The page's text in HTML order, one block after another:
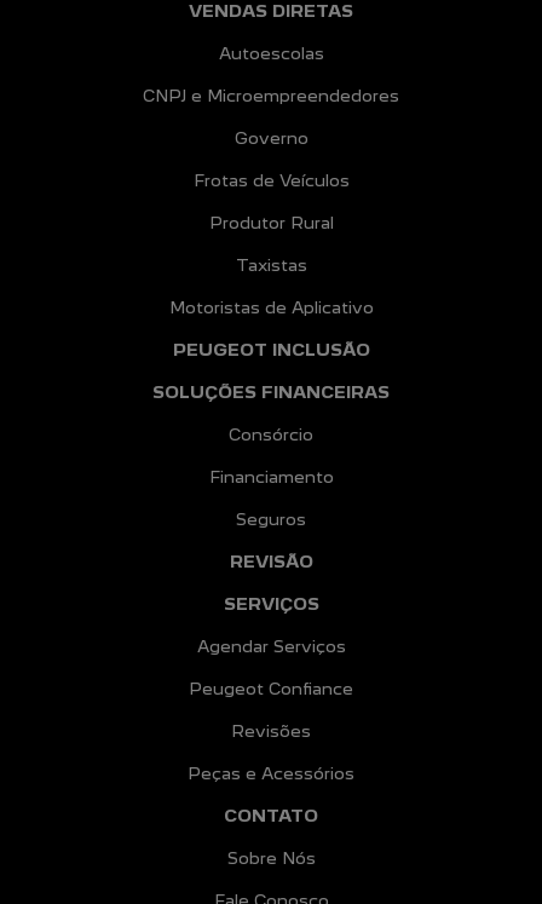
Autoescolas
CNPJ e Microempreendedores
Governo
Frotas de Veículos
Produtor Rural
Taxistas
Motoristas de Aplicativo
PEUGEOT INCLUSÃO
SOLUÇÕES FINANCEIRAS
Consórcio
Financiamento
Seguros
REVISÃO
SERVIÇOS
Agendar Serviços
Peugeot Confiance
Revisões
Peças e Acessórios
CONTATO
Sobre Nós
Fale Conosco